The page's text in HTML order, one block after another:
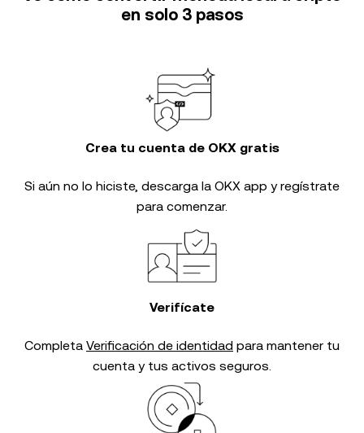
en solo 3 pasos
Crea tu cuenta de OKX gratis
Si aún no lo hiciste, descarga la OKX app y regístrate
para comenzar.
Verifícate
Completa Verificación de identidad para mantener tu
cuenta y tus activos seguros.